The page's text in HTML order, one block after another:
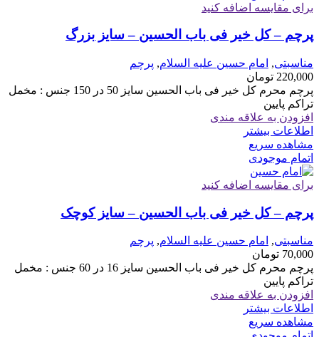
برای مقایسه اضافه کنید
پرچم – کل خیر فی باب الحسین – سایز بزرگ
مناسبتی, امام حسین علیه السلام, پرچم
220,000 تومان
پرچم محرم کل خیر فی باب الحسین سایز 50 در 150 جنس : مخمل
تراکم پایین
افزودن به علاقه مندی
اطلاعات بیشتر
مشاهده سریع
اتمام موجودی
برای مقایسه اضافه کنید
پرچم – کل خیر فی باب الحسین – سایز کوچک
مناسبتی, امام حسین علیه السلام, پرچم
70,000 تومان
پرچم محرم کل خیر فی باب الحسین سایز 16 در 60 جنس : مخمل
تراکم پایین
افزودن به علاقه مندی
اطلاعات بیشتر
مشاهده سریع